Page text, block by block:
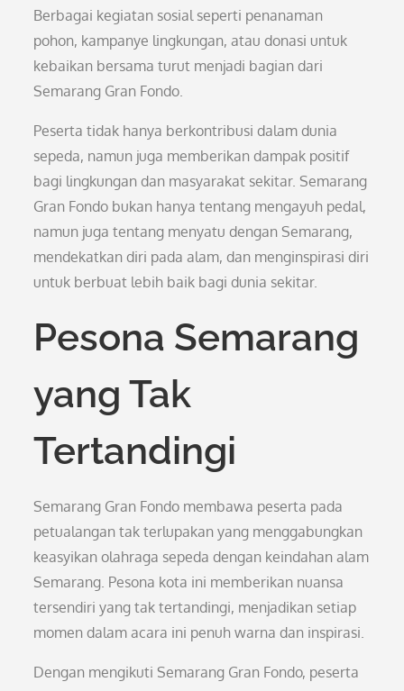
Berbagai kegiatan sosial seperti penanaman
pohon, kampanye lingkungan, atau donasi untuk
kebaikan bersama turut menjadi bagian dari
Semarang Gran Fondo.
Peserta tidak hanya berkontribusi dalam dunia
sepeda, namun juga memberikan dampak positif
bagi lingkungan dan masyarakat sekitar. Semarang
Gran Fondo bukan hanya tentang mengayuh pedal,
namun juga tentang menyatu dengan Semarang,
mendekatkan diri pada alam, dan menginspirasi diri
untuk berbuat lebih baik bagi dunia sekitar.
Pesona Semarang
yang Tak
Tertandingi
Semarang Gran Fondo membawa peserta pada
petualangan tak terlupakan yang menggabungkan
keasyikan olahraga sepeda dengan keindahan alam
Semarang. Pesona kota ini memberikan nuansa
tersendiri yang tak tertandingi, menjadikan setiap
momen dalam acara ini penuh warna dan inspirasi.
Dengan mengikuti Semarang Gran Fondo, peserta